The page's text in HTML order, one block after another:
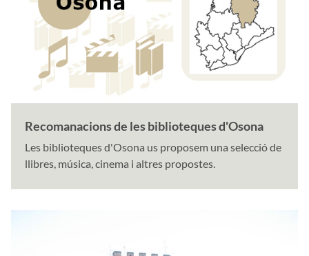
Recomanacions de les biblioteques d'Osona
Les biblioteques d'Osona us proposem una selecció de
llibres, música, cinema i altres propostes.